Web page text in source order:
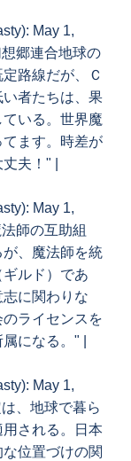
May 1,
郷連合地球の
路線だが、Ｃ
者たちは、果
いる。世界魔
ます。時差が
夫！" |
May 1,
師の互助組
、魔法師を統
ルド）であ
に関わりな
ライセンスを
になる。" |
May 1,
、地球で暮ら
される。日本
位置づけの関